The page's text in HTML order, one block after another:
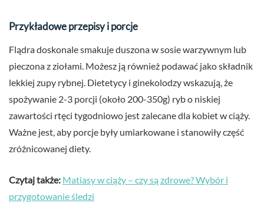
Przykładowe przepisy i porcje
Flądra doskonale smakuje duszona w sosie warzywnym lub
pieczona z ziołami. Możesz ją również podawać jako składnik
lekkiej zupy rybnej. Dietetycy i ginekolodzy wskazują, że
spożywanie 2-3 porcji (około 200-350g) ryb o niskiej
zawartości rtęci tygodniowo jest zalecane dla kobiet w ciąży.
Ważne jest, aby porcje były umiarkowane i stanowiły część
zróżnicowanej diety.
Czytaj także: Matiasy w ciąży – czy są zdrowe? Wybór i
przygotowanie śledzi